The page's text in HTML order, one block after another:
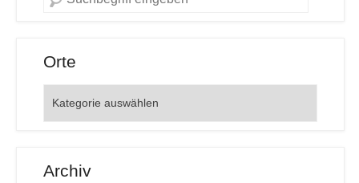
Orte
Archiv